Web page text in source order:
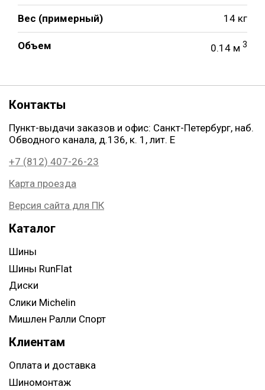
Вес (примерный) 14 кг
Объем 0.14 м 3
Контакты
Пункт-выдачи заказов и офис: Санкт-Петербург, наб.
Обводного канала, д.136, к. 1, лит. Е
+7 (812) 407-26-23
Карта проезда
Версия сайта для ПК
Каталог
Шины
Шины RunFlat
Диски
Слики Michelin
Мишлен Ралли Спорт
Клиентам
Оплата и доставка
Шиномонтаж